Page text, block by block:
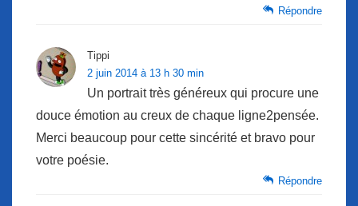
Répondre
Tippi
2 juin 2014 à 13 h 30 min
Un portrait très généreux qui procure une
douce émotion au creux de chaque ligne2pensée.
Merci beaucoup pour cette sincérité et bravo pour
votre poésie.
Répondre